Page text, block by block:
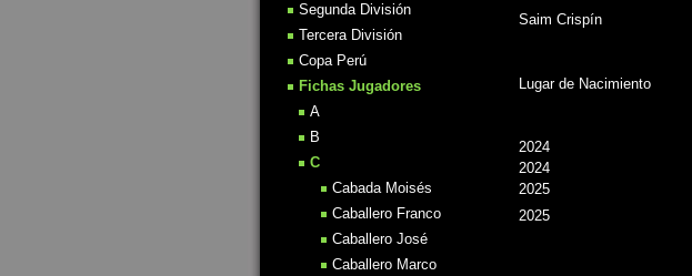
Saim Crispín
Lugar de Nacimiento
2024
2024
2025
2025
Segunda División
Tercera División
Copa Perú
Fichas Jugadores
A
B
C
Cabada Moisés
Caballero Franco
Caballero José
Caballero Marco